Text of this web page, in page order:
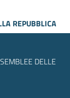
REPUBBLICA
DELLE